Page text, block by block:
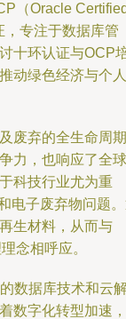
（Oracle
专注于数据库管
十环认证与OCP
动绿色经济与个人
废弃的全生命周期
力，也响应了全球
科技行业尤为重
电子废弃物问题
生材料，从而与
念相呼应。
数据库技术和云
数字化转型加速，